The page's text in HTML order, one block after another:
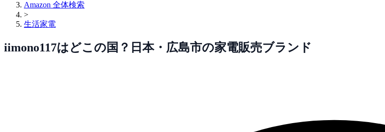
Amazon 全体検索
>
生活家電
iimono117はどこの国？日本・広島市の家電販売ブランド